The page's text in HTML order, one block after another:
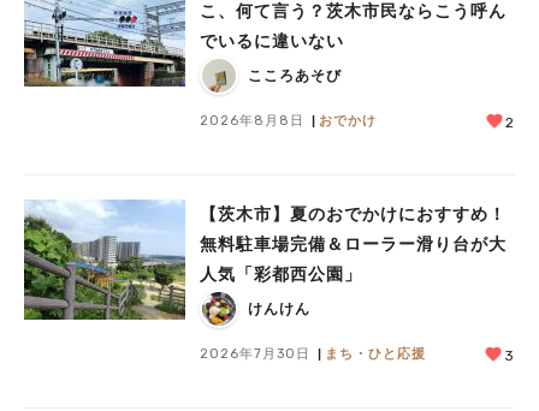
こ、何て言う？茨木市民ならこう呼ん
でいるに違いない
こころあそび
2026年8月8日 おでかけ 2
【茨木市】夏のおでかけにおすすめ！
無料駐車場完備＆ローラー滑り台が大
人気「彩都西公園」
けんけん
2026年7月30日 まち・ひと応援 3